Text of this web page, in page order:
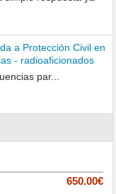
a Protección Civil en
- radioaficionados
par...
650.00€